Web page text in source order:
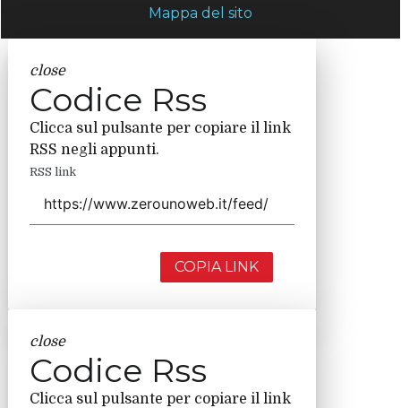
Mappa del sito
close
Codice Rss
Clicca sul pulsante per copiare il link
RSS negli appunti.
RSS link
COPIA LINK
close
Codice Rss
Clicca sul pulsante per copiare il link